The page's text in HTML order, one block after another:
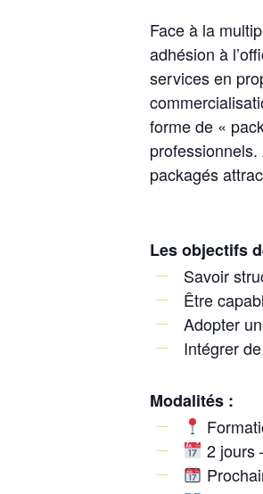
Face à la
adhésion à
services en
forme de «
packagés
Les objectifs
Savoir
Être
Adopter
Intégrer
Modalités :
2 jours